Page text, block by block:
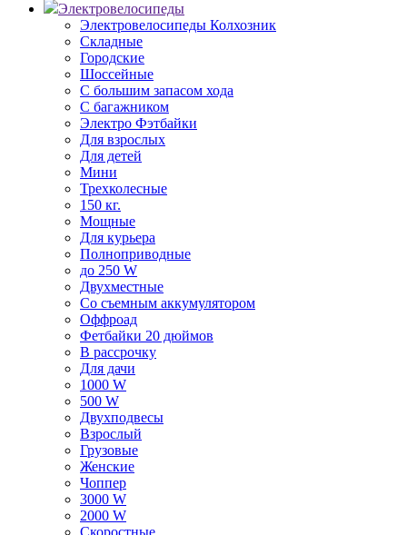
Электровелосипеды
Электровелосипеды Колхозник
Складные
Городские
Шоссейные
С большим запасом хода
С багажником
Электро Фэтбайки
Для взрослых
Для детей
Мини
Трехколесные
150 кг.
Мощные
Для курьера
Полноприводные
до 250 W
Двухместные
Со съемным аккумулятором
Оффроад
Фетбайки 20 дюймов
В рассрочку
Для дачи
1000 W
500 W
Двухподвесы
Взрослый
Грузовые
Женские
Чоппер
3000 W
2000 W
Скоростные